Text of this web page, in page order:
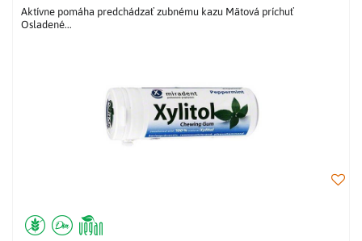
Aktívne pomáha predchádzať zubnému kazu Mätová príchuť
Osladené...